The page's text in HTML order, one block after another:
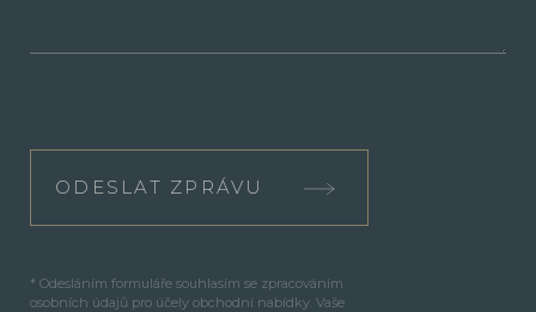
ODESLAT ZPRÁVU
* Odesláním formuláře souhlasím se zpracováním
osobních údajů pro účely obchodní nabídky. Vaše